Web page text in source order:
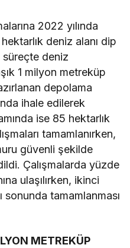
2022 yılında
deniz alanı dip
süreçte deniz
1 milyon metreküp
depolama
ihale edilerek
ise 85 hektarlık
tamamlanırken,
güvenli şekilde
Çalışmalarda yüzde
ulaşılırken, ikinci
sonunda tamamlanması
METREKÜP